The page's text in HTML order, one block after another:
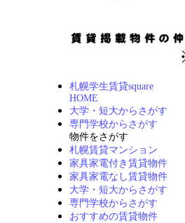
札幌学生賃貸square
HOME
大学・短大からさがす
専門学校からさがす
物件をさがす
札幌賃貸マンション
家具家電付き賃貸物件
家具家電なし賃貸物件
大学・短大からさがす
専門学校からさがす
おすすめの賃貸物件